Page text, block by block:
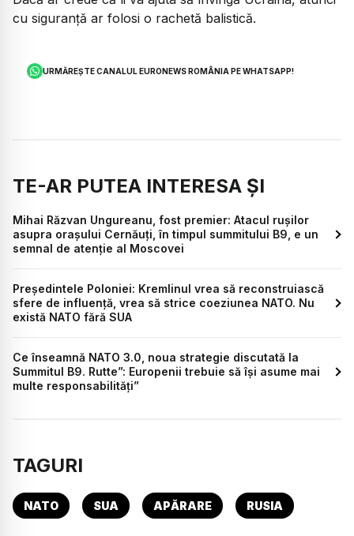
cu siguranță ar folosi o rachetă balistică.
URMĂREȘTE CANALUL EURONEWS ROMÂNIA PE WHATSAPP!
TE-AR PUTEA INTERESA ȘI
Mihai Răzvan Ungureanu, fost premier: Atacul rușilor
asupra orașului Cernăuți, în timpul summitului B9, e un
semnal de atenție al Moscovei
Președintele Poloniei: Kremlinul vrea să reconstruiască
sfere de influență, vrea să strice coeziunea NATO. Nu
există NATO fără SUA
Ce înseamnă NATO 3.0, noua strategie discutată la
Summitul B9. Rutte”: Europenii trebuie să își asume mai
multe responsabilități”
TAGURI
NATO SUA APĂRARE RUSIA